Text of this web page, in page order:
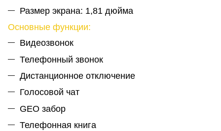
Размер экрана: 1,81 дюйма
Основные функции:
Видеозвонок
Телефонный звонок
Дистанционное отключение
Голосовой чат
GEO забор
Телефонная книга